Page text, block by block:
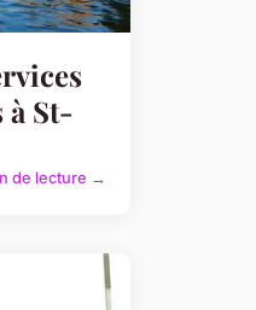
à St-
de lecture →